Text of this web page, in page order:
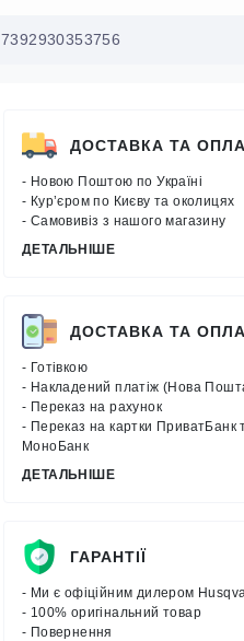
7392930353756
ДОСТАВКА ТА
- Новою Поштою по Україні
- Кур’єром по Києву та околицях
- Самовивіз з нашого магазину
ДЕТАЛЬНІШЕ
ДОСТАВКА ТА
- Готівкою
- Накладений платіж (Нова
- Переказ на рахунок
- Переказ на картки ПриватБанк
МоноБанк
ДЕТАЛЬНІШЕ
ГАРАНТІЇ
- Ми є офіційним дилером
- 100% оригінальний товар
- Повернення